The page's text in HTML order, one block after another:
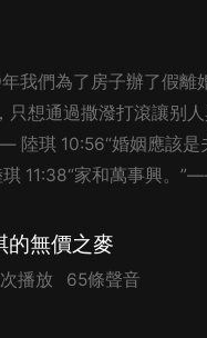
我們為了房子辦了假離
只想通過撒潑打滾讓别
陸琪 10:56“婚姻應該是
11:38“家和萬事興。
的無價之麥
播放 65條聲音